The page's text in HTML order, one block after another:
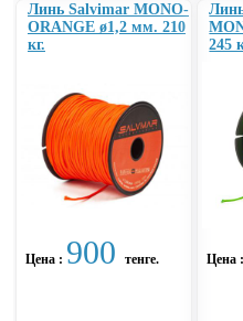
Линь Salvimar MONO-
ORANGE ø1,2 мм. 210
кг.
Цена : 900 тенге.
245
Цена